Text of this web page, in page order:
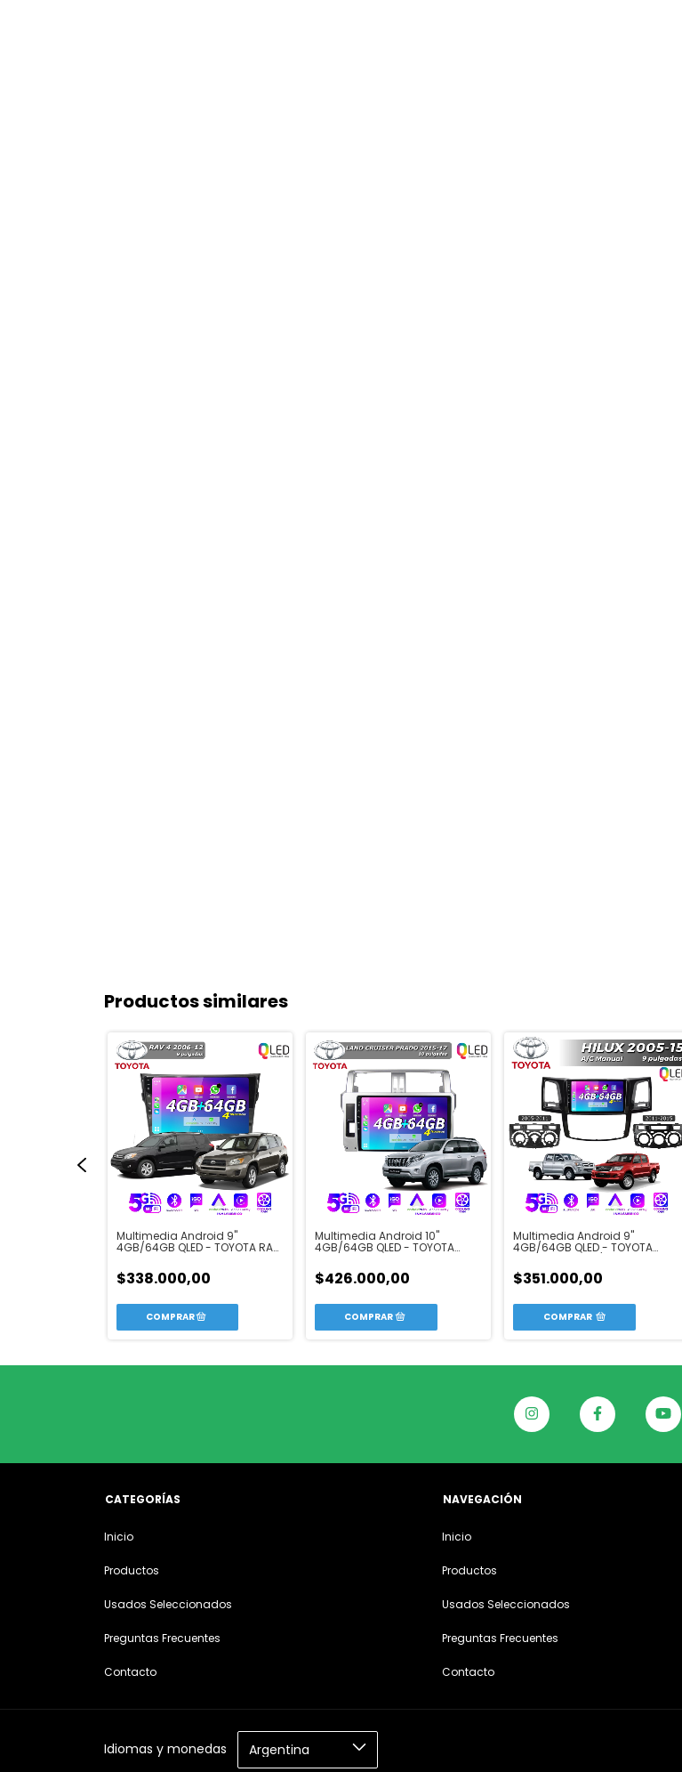
Productos similares
Multimedia Android 9"
4GB/64GB QLED - TOYOTA RAV
$338.000,00
Multimedia Android 10"
4GB/64GB QLED - TOYOTA
$426.000,00
Multimedia Android 9"
4GB/64GB QLED - TOYOTA
$351.000,00
COMPRAR
CATEGORÍAS
Inicio
Productos
Usados Seleccionados
Preguntas Frecuentes
Contacto
NAVEGACIÓN
Inicio
Productos
Usados Seleccionados
Preguntas Frecuentes
Contacto
Idiomas y monedas